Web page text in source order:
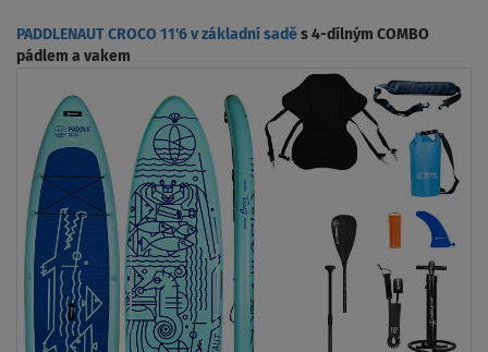
PADDLENAUT CROCO 11'6 v základní sadě s 4-dílným COMBO
pádlem a vakem